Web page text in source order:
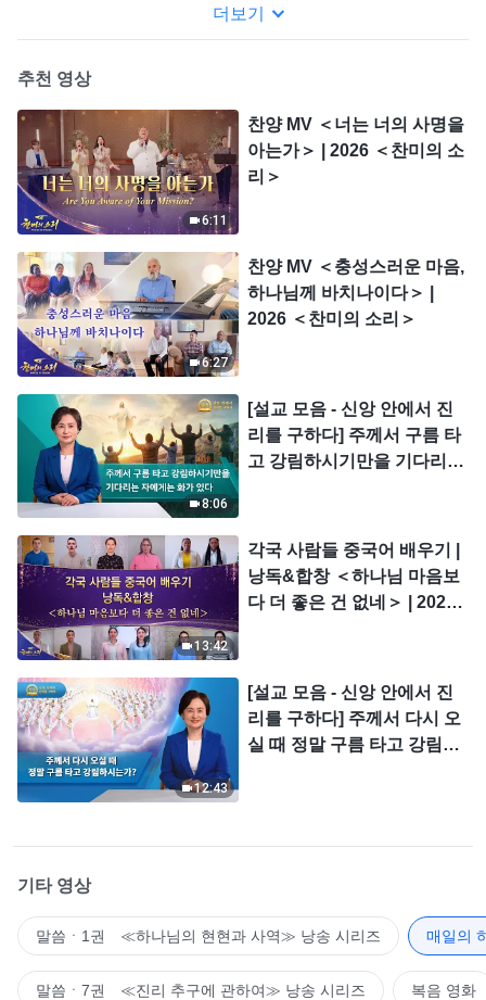
더보기
추천 영상
6:11
찬양 MV ＜너는 너의 사명을
아는가＞ | 2026 ＜찬미의 소
리＞
6:27
찬양 MV ＜충성스러운 마음,
하나님께 바치나이다＞ |
2026 ＜찬미의 소리＞
8:06
[설교 모음 - 신앙 안에서 진
리를 구하다] 주께서 구름 타
고 강림하시기만을 기다리는
13:42
각국 사람들 중국어 배우기 |
낭독&합창 ＜하나님 마음보
다 더 좋은 건 없네＞ | 2026
12:43
[설교 모음 - 신앙 안에서 진
리를 구하다] 주께서 다시 오
실 때 정말 구름 타고 강림하
기타 영상
말씀ㆍ1권 ≪하나님의 현현과 사역≫ 낭송 시리즈 매일의
말씀ㆍ7권 ≪진리 추구에 관하여≫ 낭송 시리즈 복음 영화